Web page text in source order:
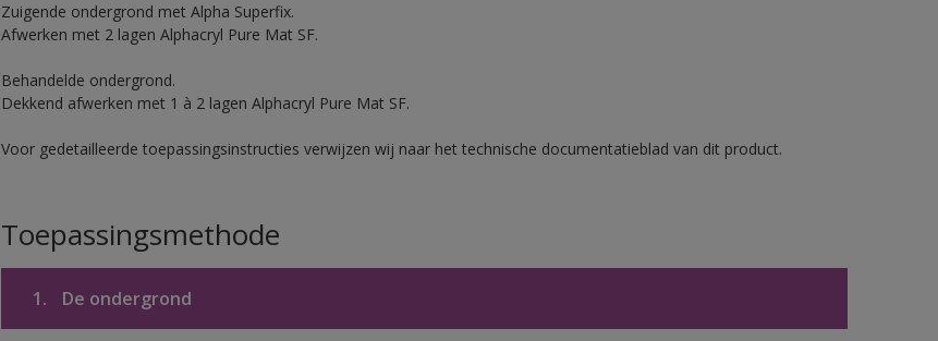
Zuigende ondergrond met Alpha Superfix.
Afwerken met 2 lagen Alphacryl Pure Mat SF.
Behandelde ondergrond.
Dekkend afwerken met 1 à 2 lagen Alphacryl Pure Mat SF.
Voor gedetailleerde toepassingsinstructies verwijzen wij naar het technische documentatieblad van dit product.
Toepassingsmethode
1. De ondergrond